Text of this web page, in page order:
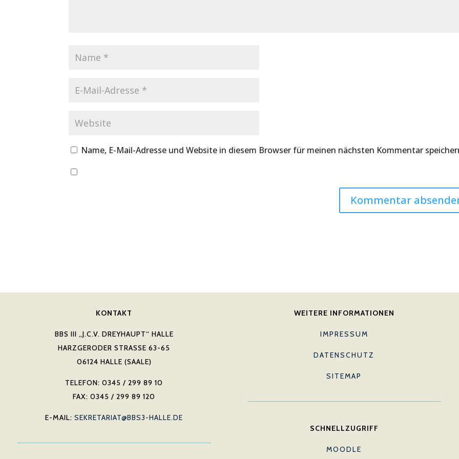
Name, E-Mail-Adresse und Website in diesem Browser für meinen nächsten Kommentar
KONTAKT
BBS III „J.C.V. DREYHAUPT“ HALLE
HARZGERODER STRASSE 63-65
06124 HALLE (SAALE)
TELEFON: 0345 / 299 89 10
FAX: 0345 / 299 89 120
E-MAIL: SEKRETARIAT@BBS3-HALLE.DE
WEITERE INFORMATIONEN
IMPRESSUM
DATENSCHUTZ
SITEMAP
SCHNELLZUGRIFF
MOODLE